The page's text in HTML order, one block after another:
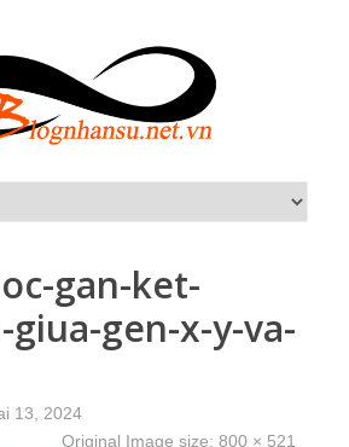
gan-ket-
giua-gen-x-y-va-
13, 2024
Original Image size: 800 × 521